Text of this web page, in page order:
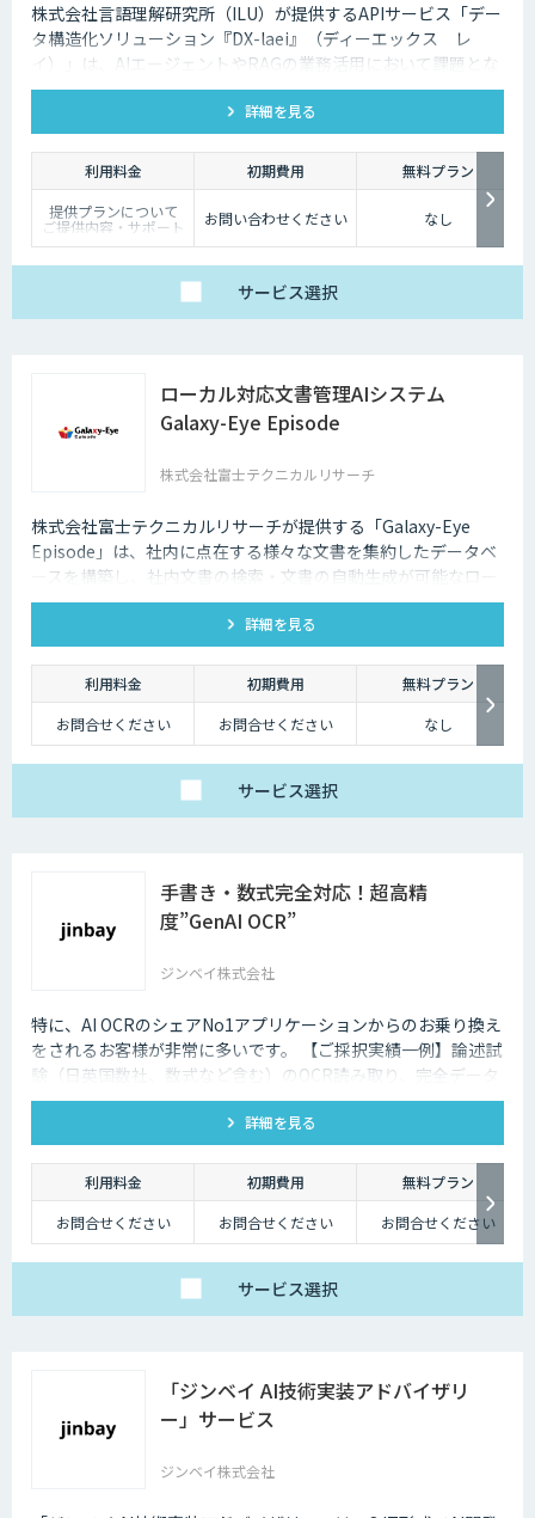
株式会社言語理解研究所（ILU）が提供するAPIサービス「デー
タ構造化ソリューション『DX-laei』（ディーエックス レ
イ）」は、AIエージェントやRAGの業務活用において課題とな
る「回答精度の低さ」や「利用者にプロンプト知識が求められ
る」といった運用上の問題に対し、日本語に特化した自然言語
処理技術でアプローチします。 「DX-laei」は、ドキュメント
の構造化処理に加え、ユーザーの質問意図を意味的に再構成
し、最適な検索クエリへ変換する機能を備えています。これに
より、生成AIの精度を左右する“入力精度”と“検索対象の整
備”の両面から、RAGやAIエージェントの回答品質を向上させ
ます。
詳細を見る
利用料金 初期費用
無料プラン
提供プランについて
ご提供内容・サポート
範囲の違いに応じて、
汎用的な高精度ドキュ
DX-laeiの基本的な機能
を、高精度でありなが
らコストを抑えてご利
用いただけます。
【アドバンス】
イズ（辞書構築・AI学
習）に対応したプラ
ン。
個社最適化すること
が含まれたドキュメン
【プレミアム】
アドバンスの内容に加
え、より高度なカスタ
マイズ（高精度AI学
習・フォロー支援）に
ンプレミス環境への対
応など、個別要件に柔
詳しくはお問い合わせ
お問い合わせください なし
サービス選択
ローカル対応文書管理AIシステム
Galaxy-Eye Episode
株式会社富士テクニカルリサーチ
株式会社富士テクニカルリサーチが提供する「Galaxy-Eye
Episode」は、社内に点在する様々な文書を集約したデータベ
ースを構築し、社内文書の検索・文書の自動生成が可能なロー
カル対応文書管理AIシステムです。
詳細を見る
利用料金 初期費用
無料プラン
お問合せください
お問合せください なし
サービス選択
手書き・数式完全対応！超高精
度”GenAI OCR”
ジンベイ株式会社
特に、AI OCRのシェアNo1アプリケーションからのお乗り換え
をされるお客様が非常に多いです。 【ご採択実績一例】論述試
験（日英国数社、数式など含む）のOCR読み取り、完全データ
化を実現。
詳細を見る
利用料金 初期費用
無料プラン
お問合せください
お問合せください お問合せください
サービス選択
「ジンベイ AI技術実装アドバイザリ
ー」サービス
ジンベイ株式会社